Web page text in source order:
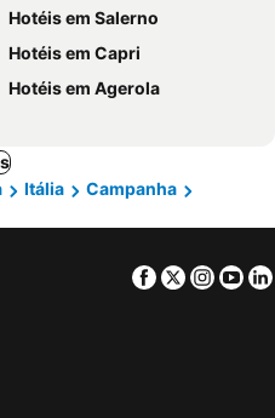
Hotéis em Salerno
Hotéis em Capri
Hotéis em Agerola
Itália
Campanha
Facebook
Twitter